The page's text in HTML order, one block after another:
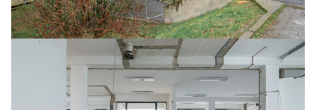
a dalším zázemím vhodným pro realizaci
uměleckých, edukačních a společenských
programů. Dům umění Ústí nad Labem přitom
oplývá významným rozvojovým potenciálem, který
je spojen s plánovaným rozšiřováním jeho aktivit
do dalších, postupně zpřístupňovaných částí této